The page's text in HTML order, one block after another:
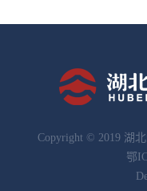
Copyright © 2019 湖北
鄂